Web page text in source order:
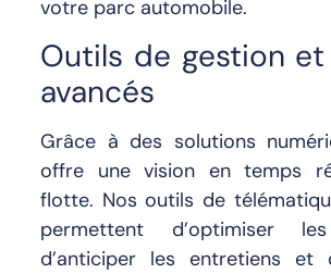
votre parc automobile.
Outils de gestion
avancés
Grâce à des solutions
offre une vision en temps
flotte. Nos outils de
permettent d’optimiser
d’anticiper les entretiens et